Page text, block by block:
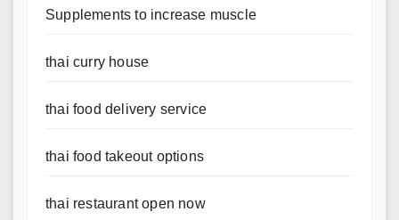
Supplements to increase muscle
thai curry house
thai food delivery service
thai food takeout options
thai restaurant open now